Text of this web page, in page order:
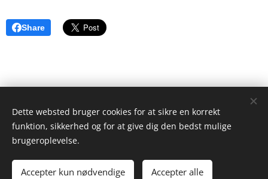
Share
Alex Wieseltier - Uredte tanker
Alle rettigheder forbeholdes 2019
Dette websted bruger cookies for at sikre en korrekt
funktion, sikkerhed og for at give dig den bedst mulige
brugeroplevelse.
Accepter kun nødvendige Accepter alle